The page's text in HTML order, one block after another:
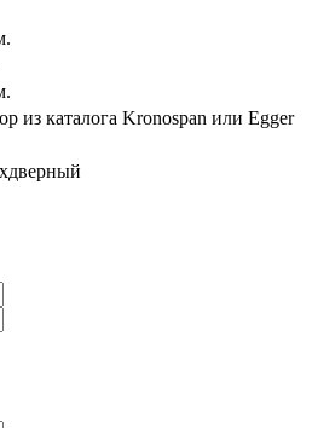
из каталога Kronospan или Egger